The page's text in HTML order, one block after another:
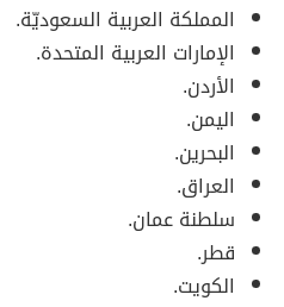
المملكة العربية السعوديّة.
الإمارات العربية المتحدة.
الأردن.
اليمن.
البحرين.
العراق.
سلطنة عمان.
قطر.
الكويت.